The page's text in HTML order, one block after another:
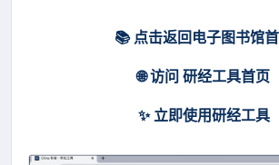
📚 点击返回电子图书馆
🌐 访问 研经工具首页
✨ 立即使用研经工具